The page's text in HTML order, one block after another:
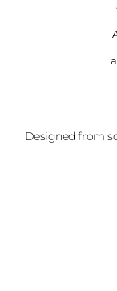
Designed from